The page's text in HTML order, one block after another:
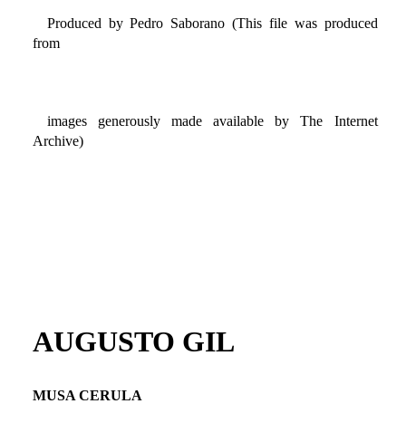
Produced by Pedro Saborano (This file was produced
from
images generously made available by The Internet
Archive)
AUGUSTO GIL
MUSA CERULA